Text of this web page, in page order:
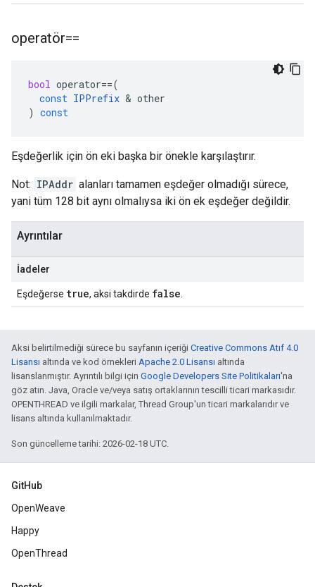
operatör==
bool operator==(
const IPPrefix & other
) const
Eşdeğerlik için ön eki başka bir önekle karşılaştırır.
Not: IPAddr alanları tamamen eşdeğer olmadığı sürece,
yani tüm 128 bit aynı olmalıysa iki ön ek eşdeğer değildir.
Ayrıntılar
İadeler
Eşdeğerse true, aksi takdirde false
Aksi belirtilmediği sürece bu sayfanın içeriği Creative Commons Atıf 4.0
Lisansı altında ve kod örnekleri Apache 2.0 Lisansı altında
lisanslanmıştır. Ayrıntılı bilgi için Google Developers Site Politikaları'na
göz atın. Java, Oracle ve/veya satış ortaklarının tescilli ticari markasıdır.
OPENTHREAD ve ilgili markalar, Thread Group'un ticari markalarıdır ve
lisans altında kullanılmaktadır.
Son güncelleme tarihi: 2026-02-18 UTC.
GitHub
OpenWeave
Happy
OpenThread